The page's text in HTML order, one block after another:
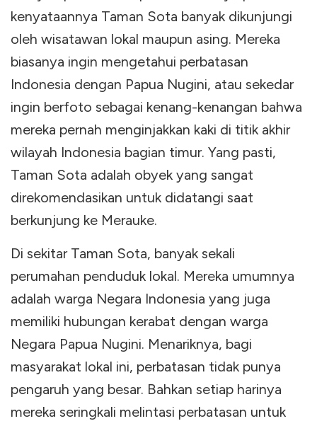
kenyataannya Taman Sota banyak dikunjungi
oleh wisatawan lokal maupun asing. Mereka
biasanya ingin mengetahui perbatasan
Indonesia dengan Papua Nugini, atau sekedar
ingin berfoto sebagai kenang-kenangan bahwa
mereka pernah menginjakkan kaki di titik akhir
wilayah Indonesia bagian timur. Yang pasti,
Taman Sota adalah obyek yang sangat
direkomendasikan untuk didatangi saat
berkunjung ke Merauke.
Di sekitar Taman Sota, banyak sekali
perumahan penduduk lokal. Mereka umumnya
adalah warga Negara Indonesia yang juga
memiliki hubungan kerabat dengan warga
Negara Papua Nugini. Menariknya, bagi
masyarakat lokal ini, perbatasan tidak punya
pengaruh yang besar. Bahkan setiap harinya
mereka seringkali melintasi perbatasan untuk